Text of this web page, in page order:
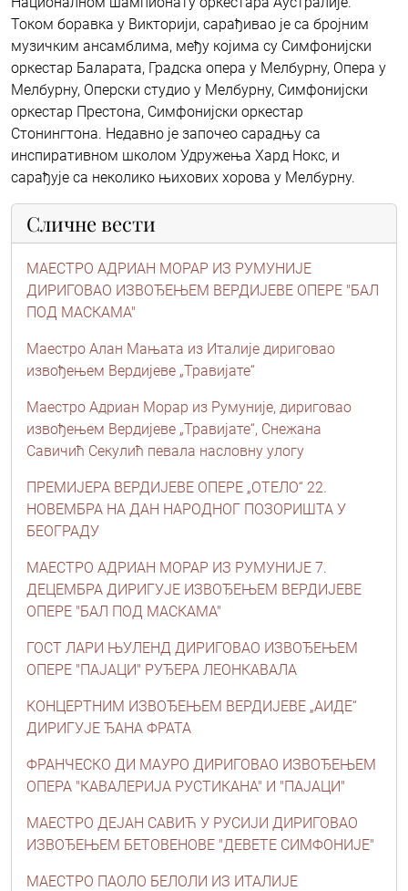
Током боравка у Викторији, сарађивао је са бројним
музичким ансамблима, међу којима су Симфонијски
оркестар Баларата, Градска опера у Мелбурну, Опера у
Мелбурну, Оперски студио у Мелбурну, Симфонијски
оркестар Престона, Симфонијски оркестар
Стонингтона. Недавно је започео сарадњу са
инспиративном школом Удружења Хард Нокс, и
сарађује са неколико њихових хорова у Мелбурну.
Сличне вести
МАЕСТРО АДРИАН МОРАР ИЗ РУМУНИЈЕ
ДИРИГОВАО ИЗВОЂЕЊЕМ ВЕРДИЈЕВЕ ОПЕРЕ "БАЛ
ПОД МАСКАМА"
Маестро Алан Мањата из Италије дириговао
извођењем Вердијеве „Травијате“
Маестро Адриан Морар из Румуније, дириговао
извођењем Вердијеве „Травијате“, Снежана
Савичић Секулић певала насловну улогу
ПРЕМИЈЕРА ВЕРДИЈЕВЕ ОПЕРЕ „ОТЕЛО“ 22.
НОВЕМБРА НА ДАН НАРОДНОГ ПОЗОРИШТА У
БЕОГРАДУ
МАЕСТРО АДРИАН МОРАР ИЗ РУМУНИЈЕ 7.
ДЕЦЕМБРА ДИРИГУЈЕ ИЗВОЂЕЊЕМ ВЕРДИЈЕВЕ
ОПЕРЕ "БАЛ ПОД МАСКАМА"
ГОСТ ЛАРИ ЊУЛЕНД ДИРИГОВАО ИЗВОЂЕЊЕМ
ОПЕРЕ "ПАЈАЦИ" РУЂЕРА ЛЕОНКАВАЛА
КОНЦЕРТНИМ ИЗВОЂЕЊЕМ ВЕРДИЈЕВЕ „АИДЕ“
ДИРИГУЈЕ ЂАНА ФРАТА
ФРАНЧЕСКО ДИ МАУРО ДИРИГОВАО ИЗВОЂЕЊЕМ
ОПЕРА "КАВАЛЕРИЈА РУСТИКАНА" И "ПАЈАЦИ"
МАЕСТРО ДЕЈАН САВИЋ У РУСИЈИ ДИРИГОВАО
ИЗВОЂЕЊЕМ БЕТОВЕНОВЕ "ДЕВЕТЕ СИМФОНИЈЕ"
МАЕСТРО ПАОЛО БЕЛОЛИ ИЗ ИТАЛИЈЕ